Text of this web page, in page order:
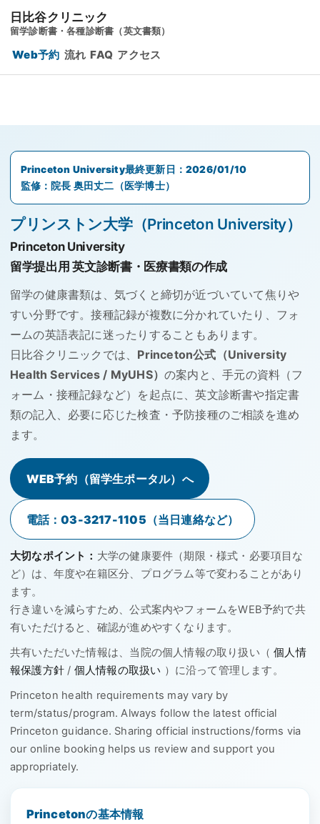
日比谷クリニック
留学診断書・各種診断書（英文書類）
Web予約 流れ FAQ アクセス
Princeton University最終更新日：2026/01/10
監修：院長 奥田丈二（医学博士）
プリンストン大学（Princeton University）
Princeton University
留学提出用 英文診断書・医療書類の作成
留学の健康書類は、気づくと締切が近づいていて焦りや
すい分野です。接種記録が複数に分かれていたり、フォ
ームの英語表記に迷ったりすることもあります。
日比谷クリニックでは、 Princeton公式（University
Health Services / MyUHS）の案内と、手元の資料（フ
ォーム・接種記録など）を起点に、英文診断書や指定書
類の記入、必要に応じた検査・予防接種のご相談を進め
ます。
WEB予約（留学生ポータル）へ
電話：03-3217-1105（当日連絡など）
大切なポイント： 大学の健康要件（期限・様式・必要項目な
ど）は、年度や在籍区分、プログラム等で変わることがあり
ます。
行き違いを減らすため、公式案内やフォームをWEB予約で共
有いただけると、確認が進めやすくなります。
共有いただいた情報は、当院の個人情報の取り扱い（個人情
報保護方針 / 個人情報の取扱い ）に沿って管理します。
Princeton health requirements may vary by
term/status/program. Always follow the latest official
Princeton guidance. Sharing official instructions/forms via
our online booking helps us review and support you
appropriately.
Princetonの基本情報